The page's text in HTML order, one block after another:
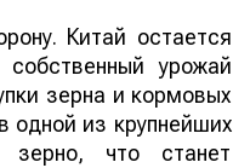
Китай остается
урожай
зерна и кормовых
одной из крупнейших
что станет